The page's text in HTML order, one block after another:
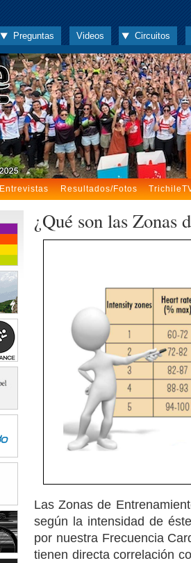
Preguntas Videos Circuitos
Entrevistas Resultados/Fotos
¿Qué son las Zonas
Las Zonas de
según la intensidad de
por nuestra Frecuencia
tienen directa correlación